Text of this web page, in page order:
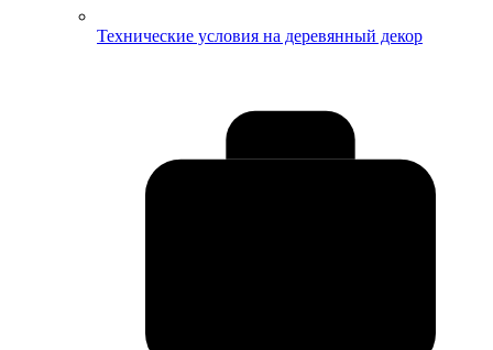
Технические условия на деревянный декор